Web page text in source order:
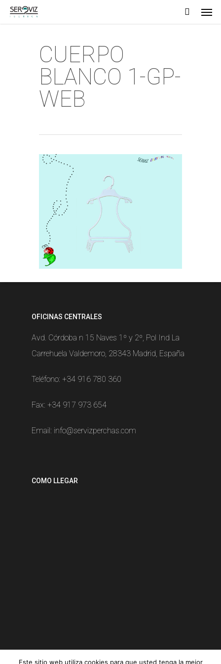
Skip
CUERPO
BLANCO 1-GP-
WEB
OFICINAS CENTRALES
Avd. Córdoba n 15 Naves 1º y 2º, Pol Ind La
Carrehuela Valdemoro, 28343 Madrid, España
Teléfono: +34 916 780 360
Fax: +34 917 973 654
Email: info@servizperchas.com
COMO LLEGAR
Este sitio web utiliza cookies para que usted tenga la mejor